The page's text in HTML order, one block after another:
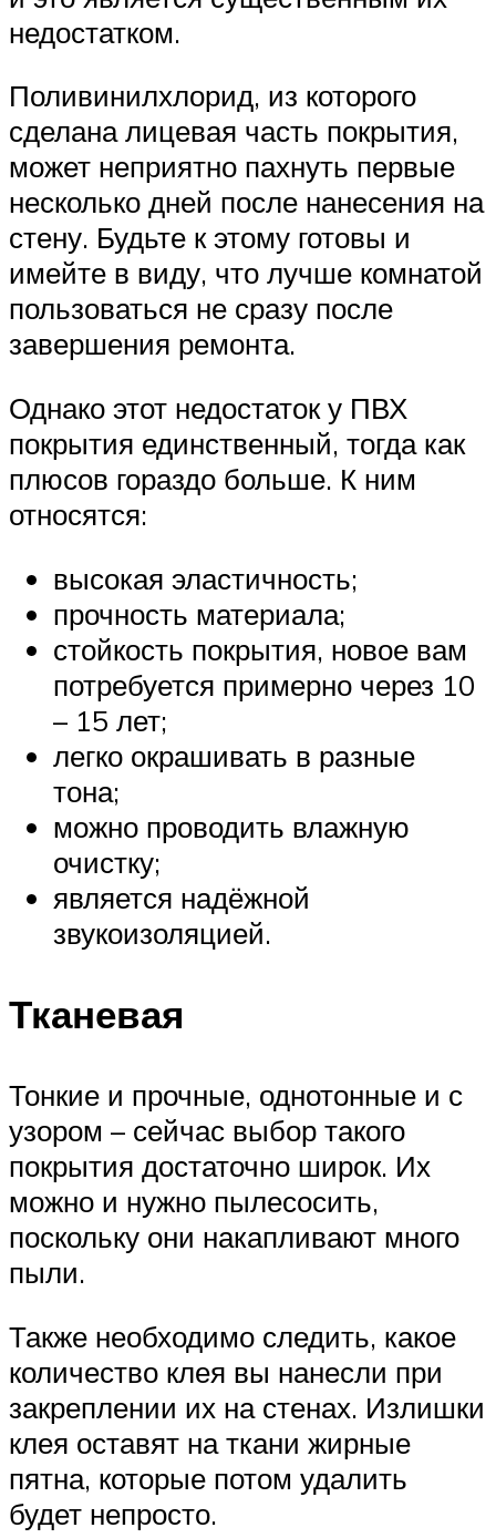
недостатком.
Поливинилхлорид, из которого
сделана лицевая часть покрытия,
может неприятно пахнуть первые
несколько дней после нанесения на
стену. Будьте к этому готовы и
имейте в виду, что лучше комнатой
пользоваться не сразу после
завершения ремонта.
Однако этот недостаток у ПВХ
покрытия единственный, тогда как
плюсов гораздо больше. К ним
относятся:
высокая эластичность;
прочность материала;
стойкость покрытия, новое вам
потребуется примерно через 10
– 15 лет;
легко окрашивать в разные
тона;
можно проводить влажную
очистку;
является надёжной
звукоизоляцией.
Тканевая
Тонкие и прочные, однотонные и с
узором – сейчас выбор такого
покрытия достаточно широк. Их
можно и нужно пылесосить,
поскольку они накапливают много
пыли.
Также необходимо следить, какое
количество клея вы нанесли при
закреплении их на стенах. Излишки
клея оставят на ткани жирные
пятна, которые потом удалить
будет непросто.